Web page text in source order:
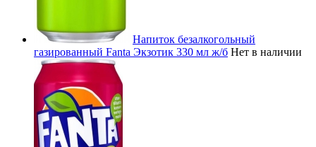
Напиток безалкогольный
газированный Fanta Экзотик 330 мл ж/б Нет в наличии